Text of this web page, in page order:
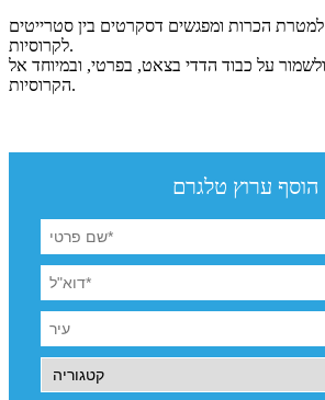
למטרת הכרות ומפגשים דסקרטים בין סטרייטים
לקרוסיות.
על כבוד הדדי בצאט, בפרטי, ובמיוחד אל
הקרוסיות.
הוסף ערוץ טלגרם